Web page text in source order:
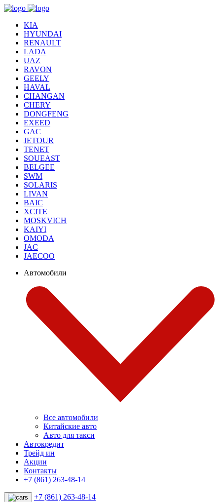
KIA
HYUNDAI
RENAULT
LADA
UAZ
RAVON
GEELY
HAVAL
CHANGAN
CHERY
DONGFENG
EXEED
GAC
JETOUR
TENET
SOUEAST
BELGEE
SWM
SOLARIS
LIVAN
BAIC
XCITE
MOSKVICH
KAIYI
OMODA
JAC
JAECOO
Автомобили
Все автомобили
Китайские авто
Авто для такси
Автокредит
Трейд ин
Акции
Контакты
+7 (861) 263-48-14
+7 (861) 263-48-14